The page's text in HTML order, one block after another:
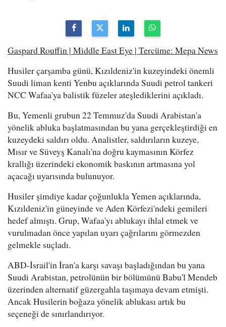
Gaspard Rouffin | Middle East Eye | Tercüme: Mepa News
Husiler çarşamba günü, Kızıldeniz'in kuzeyindeki önemli
Suudi liman kenti Yenbu açıklarında Suudi petrol tankeri
NCC Wafaa'ya balistik füzeler ateşlediklerini açıkladı.
Bu, Yemenli grubun 22 Temmuz'da Suudi Arabistan'a
yönelik abluka başlatmasından bu yana gerçekleştirdiği en
kuzeydeki saldırı oldu. Analistler, saldırıların kuzeye,
Mısır ve Süveyş Kanalı'na doğru kaymasının Körfez
krallığı üzerindeki ekonomik baskının artmasına yol
açacağı uyarısında bulunuyor.
Husiler şimdiye kadar çoğunlukla Yemen açıklarında,
Kızıldeniz'in güneyinde ve Aden Körfezi'ndeki gemileri
hedef almıştı. Grup, Wafaa'yı ablukayı ihlal etmek ve
vurulmadan önce yapılan uyarı çağrılarını görmezden
gelmekle suçladı.
ABD-İsrail'in İran'a karşı savaşı başladığından bu yana
Suudi Arabistan, petrolünün bir bölümünü Babu'l Mendeb
üzerinden alternatif güzergahla taşımaya devam etmişti.
Ancak Husilerin boğaza yönelik ablukası artık bu
seçeneği de sınırlandırıyor.